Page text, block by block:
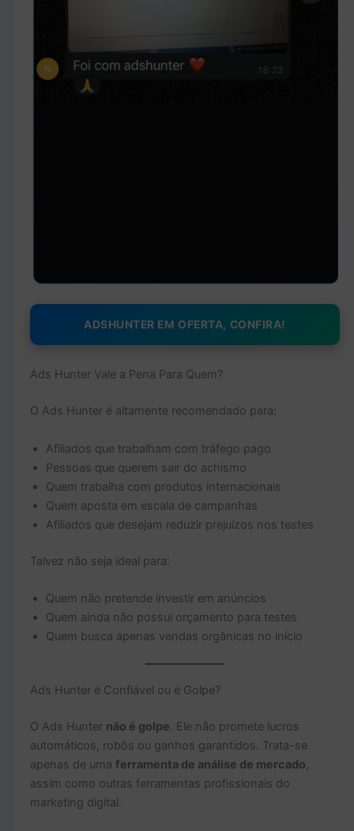
ADSHUNTER EM OFERTA, CONFIRA!
Ads Hunter Vale a Pena Para Quem?
O Ads Hunter é altamente recomendado para:
Afiliados que trabalham com tráfego pago
Pessoas que querem sair do achismo
Quem trabalha com produtos internacionais
Quem aposta em escala de campanhas
Afiliados que desejam reduzir prejuízos nos testes
Talvez não seja ideal para:
Quem não pretende investir em anúncios
Quem ainda não possui orçamento para testes
Quem busca apenas vendas orgânicas no início
Ads Hunter é Confiável ou é Golpe?
O Ads Hunter não é golpe. Ele não promete lucros
automáticos, robôs ou ganhos garantidos. Trata-se
apenas de uma ferramenta de análise de mercado,
assim como outras ferramentas profissionais do
marketing digital.